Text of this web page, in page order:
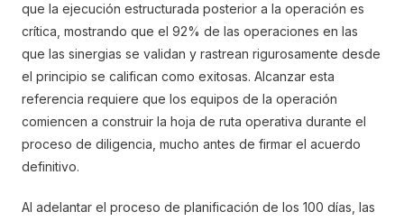
que la ejecución estructurada posterior a la operación es
crítica, mostrando que el 92% de las operaciones en las
que las sinergias se validan y rastrean rigurosamente desde
el principio se califican como exitosas. Alcanzar esta
referencia requiere que los equipos de la operación
comiencen a construir la hoja de ruta operativa durante el
proceso de diligencia, mucho antes de firmar el acuerdo
definitivo.
Al adelantar el proceso de planificación de los 100 días, las